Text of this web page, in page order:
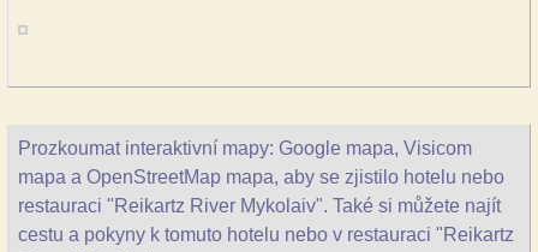
Prozkoumat interaktivní mapy: Google mapa, Visicom
mapa a OpenStreetMap mapa, aby se zjistilo hotelu nebo
restauraci "Reikartz River Mykolaiv". Také si můžete najít
cestu a pokyny k tomuto hotelu nebo v restauraci "Reikartz